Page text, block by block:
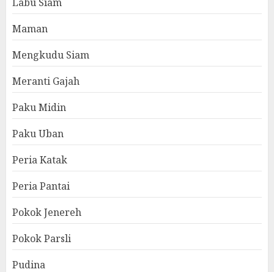
Maman
Mengkudu Siam
Meranti Gajah
Paku Midin
Paku Uban
Peria Katak
Peria Pantai
Pokok Jenereh
Pokok Parsli
Pudina